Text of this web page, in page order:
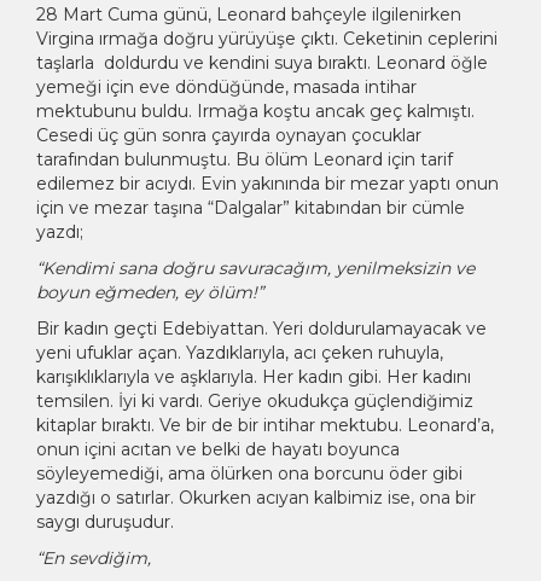
28 Mart Cuma günü, Leonard bahçeyle ilgilenirken
Virgina ırmağa doğru yürüyüşe çıktı. Ceketinin ceplerini
taşlarla doldurdu ve kendini suya bıraktı. Leonard öğle
yemeği için eve döndüğünde, masada intihar
mektubunu buldu. Irmağa koştu ancak geç kalmıştı.
Cesedi üç gün sonra çayırda oynayan çocuklar
tarafından bulunmuştu. Bu ölüm Leonard için tarif
edilemez bir acıydı. Evin yakınında bir mezar yaptı onun
için ve mezar taşına “Dalgalar” kitabından bir cümle
yazdı;
“Kendimi sana doğru savuracağım, yenilmeksizin ve
boyun eğmeden, ey ölüm!”
Bir kadın geçti Edebiyattan. Yeri doldurulamayacak ve
yeni ufuklar açan. Yazdıklarıyla, acı çeken ruhuyla,
karışıklıklarıyla ve aşklarıyla. Her kadın gibi. Her kadını
temsilen. İyi ki vardı. Geriye okudukça güçlendiğimiz
kitaplar bıraktı. Ve bir de bir intihar mektubu. Leonard’a,
onun içini acıtan ve belki de hayatı boyunca
söyleyemediği, ama ölürken ona borcunu öder gibi
yazdığı o satırlar. Okurken acıyan kalbimiz ise, ona bir
saygı duruşudur.
“En sevdiğim,